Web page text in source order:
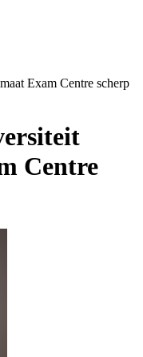
Exam Centre scherp
Centre